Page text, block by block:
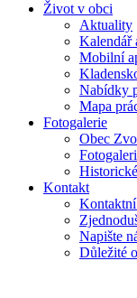
Život v obci
Aktuality
Kalendář
Mobilní
Nabídky
Mapa
Fotogalerie
Obec
Kontakt
Napište
Důležité